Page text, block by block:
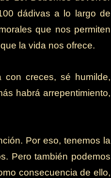
dádivas a lo largo de
que nos permiten
la vida nos ofrece.
con creces, sé humilde,
habrá arrepentimiento,
Por eso, tenemos la
Pero también podemos
consecuencia de ello,